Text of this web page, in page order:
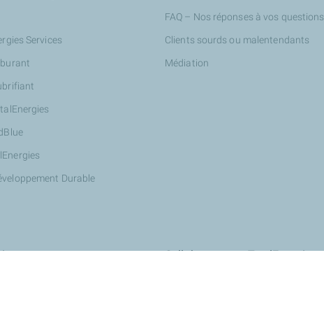
Services
Durable
FAQ – Nos réponses à vos questions
Clients sourds ou malentendants
Médiation
Collaborer avec TotalEnergies